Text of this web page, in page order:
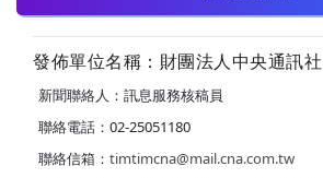
發佈單位名稱：財團法人中央通訊社
新聞聯絡人：訊息服務核稿員
聯絡電話：02-25051180
聯絡信箱： timtimcna@mail.cna.com.tw